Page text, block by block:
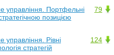
79
управління. Портфельні
позицією
124
управління. Рівні
стратегій